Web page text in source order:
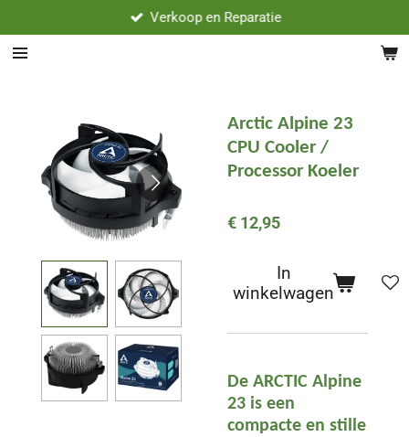
direct
naar
Verkoop en Reparatie
Arctic Alpine 23
CPU Cooler /
Processor Koeler
€ 12,95
In
winkelwagen
De ARCTIC Alpine
23 is een
compacte en stille